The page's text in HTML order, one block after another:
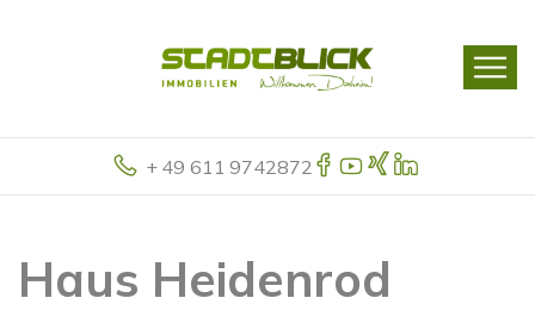
+ 49 611 9742872
Haus Heidenrod